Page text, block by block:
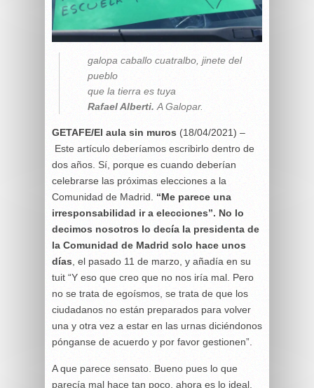
galopa caballo cuatralbo, jinete del
pueblo
que la tierra es tuya
Rafael Alberti.A Galopar.
GETAFE/El aula sin muros (18/04/2021) –
Este artículo deberíamos escribirlo dentro de
dos años. Sí, porque es cuando deberían
celebrarse las próximas elecciones a la
Comunidad de Madrid. “Me parece una
irresponsabilidad ir a elecciones”. No lo
decimos nosotros lo decía la presidenta de
la Comunidad de Madrid solo hace unos
días, el pasado 11 de marzo, y añadía en su
tuit “Y eso que creo que no nos iría mal. Pero
no se trata de egoísmos, se trata de que los
ciudadanos no están preparados para volver
una y otra vez a estar en las urnas diciéndonos
pónganse de acuerdo y por favor gestionen”.
A que parece sensato. Bueno pues lo que
parecía mal hace tan poco, ahora es lo ideal.